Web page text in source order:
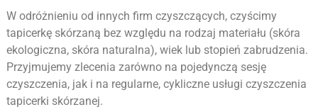
W odróżnieniu od innych firm czyszczących, czyścimy
tapicerkę skórzaną bez względu na rodzaj materiału (skóra
ekologiczna, skóra naturalna), wiek lub stopień zabrudzenia.
Przyjmujemy zlecenia zarówno na pojedynczą sesję
czyszczenia, jak i na regularne, cykliczne usługi czyszczenia
tapicerki skórzanej.